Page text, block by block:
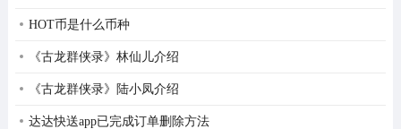
HOT币是什么币种
《古龙群侠录》林仙儿介绍
《古龙群侠录》陆小凤介绍
达达快送app已完成订单删除方法